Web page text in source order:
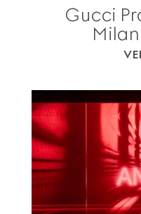
Gucci